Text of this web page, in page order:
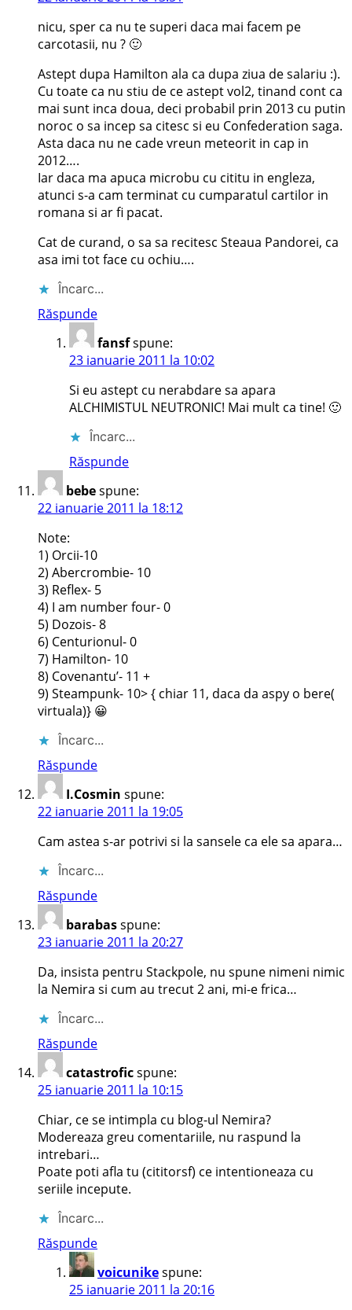
nicu, sper ca nu te superi daca mai facem pe
carcotasii, nu ? 🙂
Astept dupa Hamilton ala ca dupa ziua de salariu :).
Cu toate ca nu stiu de ce astept vol2, tinand cont ca
mai sunt inca doua, deci probabil prin 2013 cu putin
noroc o sa incep sa citesc si eu Confederation saga.
Asta daca nu ne cade vreun meteorit in cap in
2012….
Iar daca ma apuca microbu cu cititu in engleza,
atunci s-a cam terminat cu cumparatul cartilor in
romana si ar fi pacat.
Cat de curand, o sa sa recitesc Steaua Pandorei, ca
asa imi tot face cu ochiu….
Încarc...
Răspunde
fansfspune:
23 ianuarie 2011 la 10:02
Si eu astept cu nerabdare sa apara
ALCHIMISTUL NEUTRONIC! Mai mult ca tine! 🙂
Încarc...
Răspunde
bebespune:
22 ianuarie 2011 la 18:12
Note:
1) Orcii-10
2) Abercrombie- 10
3) Reflex- 5
4) I am number four- 0
5) Dozois- 8
6) Centurionul- 0
7) Hamilton- 10
8) Covenantu’- 11 +
9) Steampunk- 10> { chiar 11, daca da aspy o bere(
virtuala)} 😀
Încarc...
Răspunde
I.Cosmin spune:
22 ianuarie 2011 la 19:05
Cam astea s-ar potrivi si la sansele ca ele sa apara…
Încarc...
Răspunde
barabasspune:
23 ianuarie 2011 la 20:27
Da, insista pentru Stackpole, nu spune nimeni nimic
la Nemira si cum au trecut 2 ani, mi-e frica…
Încarc...
Răspunde
catastroficspune:
25 ianuarie 2011 la 10:15
Chiar, ce se intimpla cu blog-ul Nemira?
Modereaza greu comentariile, nu raspund la
intrebari…
Poate poti afla tu (cititorsf) ce intentioneaza cu
seriile incepute.
Încarc...
Răspunde
voicunikespune:
25 ianuarie 2011 la 20:16